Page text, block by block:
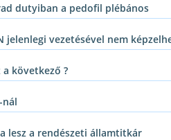
dutyiban a pedofil plébános
jelenlegi vezetésével nem
következő ?
nál
lesz a rendészeti államtitkár